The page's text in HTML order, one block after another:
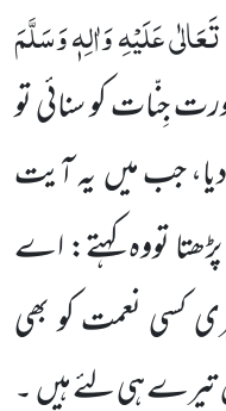
عَلَیْہِ وَاٰلِہٖ وَسَلَّمَ
جِنّات کو سنائی تو
جب میںیہ آیت
پڑھتا تووہ کہتے: اے
کسی نعمت کو بھی
تیرے ہی لئے ہیں۔